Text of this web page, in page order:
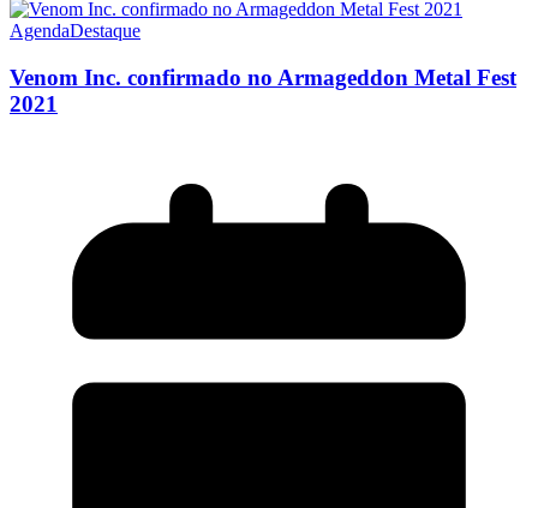
AgendaDestaque
Venom Inc. confirmado no Armageddon Metal Fest
2021